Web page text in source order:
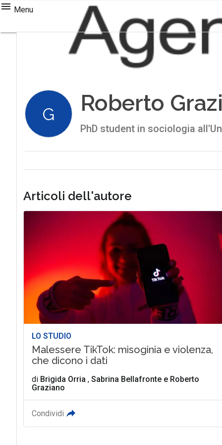
Menu
G Roberto
PhD student in sociologia
Articoli dell'autore
LO STUDIO
Malessere TikTok: misoginia e violenza,
che dicono i dati
di Brigida Orria , Sabrina Bellafrontee Roberto
Graziano
Condividi